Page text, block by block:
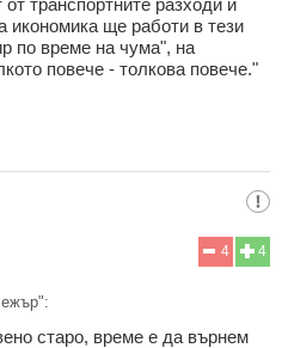
икономика ще работи в тези
по време на чума", на
повече - толкова повече."
4
4
старо, време е да върнем